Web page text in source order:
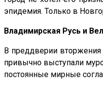
эпидемия. Только в
Владимирская Русь и
В преддверии
привычно выступали
постоянные мирные